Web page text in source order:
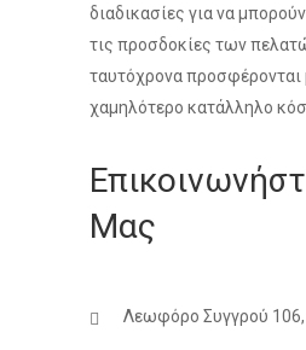
διαδικασίες για να
τις προσδοκίες των
ταυτόχρονα προσφέρονται
χαμηλότερο κατάλληλο
Μας
Λεωφόρο Συγγρού 106,